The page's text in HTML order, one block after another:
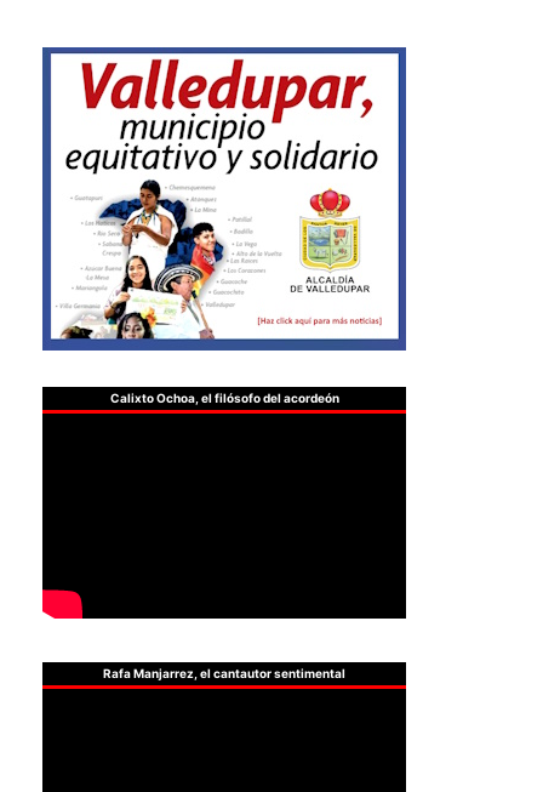
Calixto Ochoa, el filósofo del acordeón
Rafa Manjarrez, el cantautor sentimental